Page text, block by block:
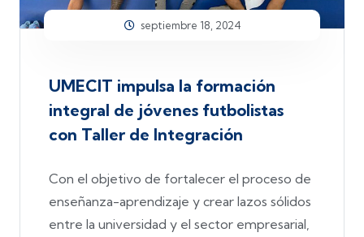
septiembre 18, 2024
UMECIT impulsa la formación
integral de jóvenes futbolistas
con Taller de Integración
Con el objetivo de fortalecer el proceso de
enseñanza-aprendizaje y crear lazos sólidos
entre la universidad y el sector empresarial,